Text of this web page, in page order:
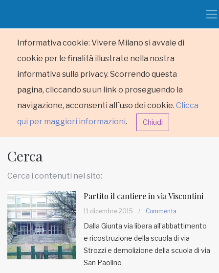
Informativa cookie: Vivere Milano si avvale di
cookie per le finalità illustrate nella nostra
informativa sulla privacy. Scorrendo questa
pagina, cliccando su un link o proseguendo la
navigazione, acconsenti all´uso dei cookie. Clicca
qui per maggiori informazioni. Chiudi
HOME
RUBRICHE
MUNICIPI
Cerca
Cerca i contenuti nel sito:
Partito il cantiere in via Viscontini
11 dicembre 2015 / Commenta
Dalla Giunta via libera all’abbattimento
e ricostruzione della scuola di via
Strozzi e demolizione della scuola di via
San Paolino